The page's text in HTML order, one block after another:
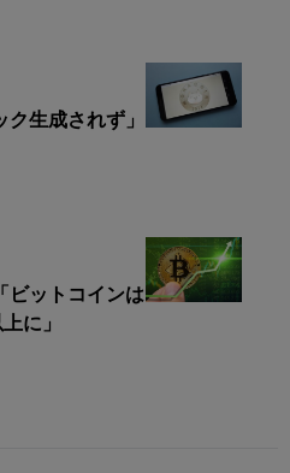
生成されず」
ビットコインは
に」